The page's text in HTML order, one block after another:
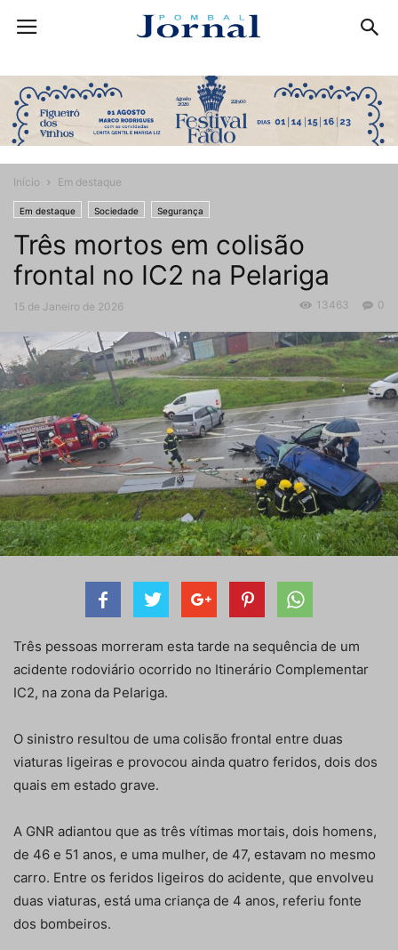
Início Em destaque
Em destaque Sociedade Segurança
Três mortos em colisão
frontal no IC2 na Pelariga
15 de Janeiro de 2026 0
13463
Três pessoas morreram esta tarde na sequência de um
acidente rodoviário ocorrido no Itinerário Complementar
IC2, na zona da Pelariga.
O sinistro resultou de uma colisão frontal entre duas
viaturas ligeiras e provocou ainda quatro feridos, dois dos
quais em estado grave.
A GNR adiantou que as três vítimas mortais, dois homens,
de 46 e 51 anos, e uma mulher, de 47, estavam no mesmo
carro. Entre os feridos ligeiros do acidente, que envolveu
duas viaturas, está uma criança de 4 anos, referiu fonte
dos bombeiros.